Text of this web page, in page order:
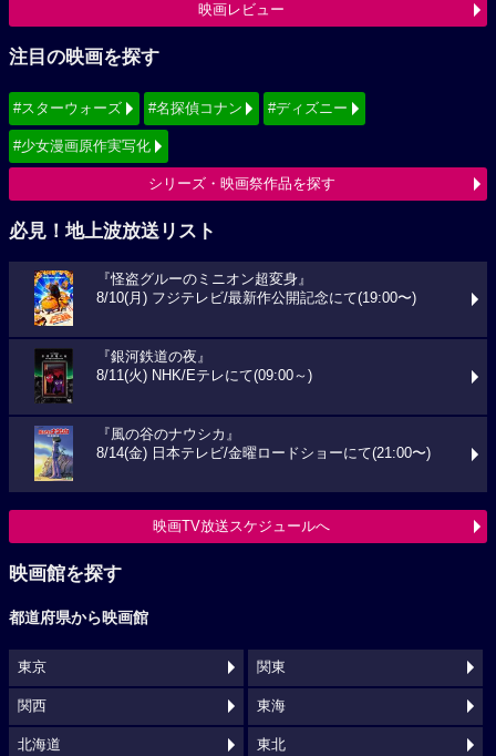
映画レビュー
注目の映画を探す
#スターウォーズ #名探偵コナン #ディズニー
#少女漫画原作実写化
シリーズ・映画祭作品を探す
必見！地上波放送リスト
『怪盗グルーのミニオン超変身』
8/10(月) フジテレビ/最新作公開記念にて(19:00〜)
『銀河鉄道の夜』
8/11(火) NHK/Eテレにて(09:00～)
『風の谷のナウシカ』
8/14(金) 日本テレビ/金曜ロードショーにて(21:00〜)
映画TV放送スケジュールへ
映画館を探す
都道府県から映画館
東京 関東
関西 東海
北海道 東北